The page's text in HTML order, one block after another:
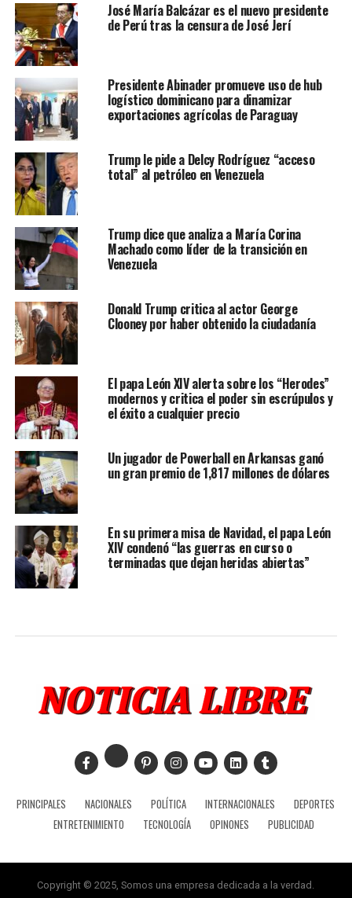
José María Balcázar es el nuevo presidente
de Perú tras la censura de José Jerí
Presidente Abinader promueve uso de hub
logístico dominicano para dinamizar
exportaciones agrícolas de Paraguay
Trump le pide a Delcy Rodríguez “acceso
total” al petróleo en Venezuela
Trump dice que analiza a María Corina
Machado como líder de la transición en
Venezuela
Donald Trump critica al actor George
Clooney por haber obtenido la ciudadanía
El papa León XIV alerta sobre los “Herodes”
modernos y critica el poder sin escrúpulos y
el éxito a cualquier precio
Un jugador de Powerball en Arkansas ganó
un gran premio de 1,817 millones de dólares
En su primera misa de Navidad, el papa León
XIV condenó “las guerras en curso o
terminadas que dejan heridas abiertas”
PRINCIPALES NACIONALES POLÍTICA INTERNACIONALES
DEPORTES
ENTRETENIMIENTO
TECNOLOGÍA OPINONES PUBLICIDAD
Copyright © 2025, Somos una empresa dedicada a la verdad.